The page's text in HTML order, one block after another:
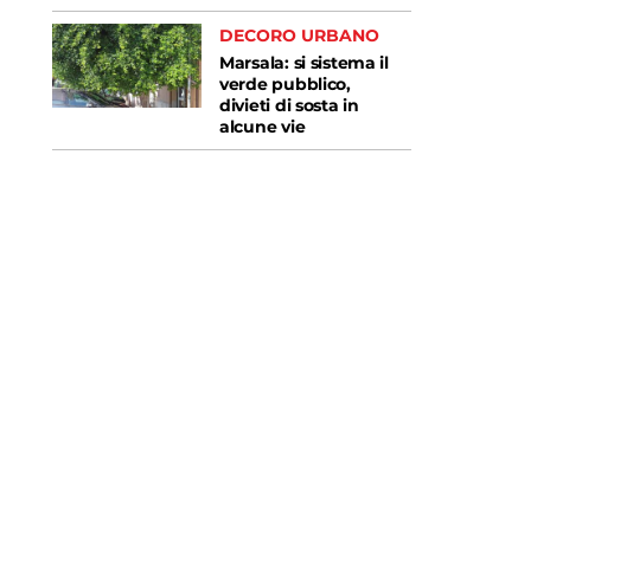
DECORO URBANO
Marsala: si sistema il
verde pubblico,
divieti di sosta in
alcune vie